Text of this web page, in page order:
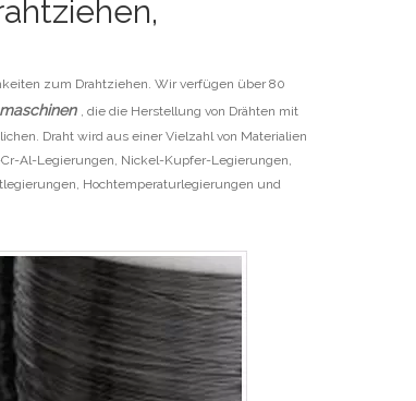
zum Drahtziehen. Wir verfügen über 80
, die die Herstellung von Drähten mit
Draht wird aus einer Vielzahl von Materialien
Al-Legierungen, Nickel-Kupfer-Legierungen,
Hochtemperaturlegierungen und